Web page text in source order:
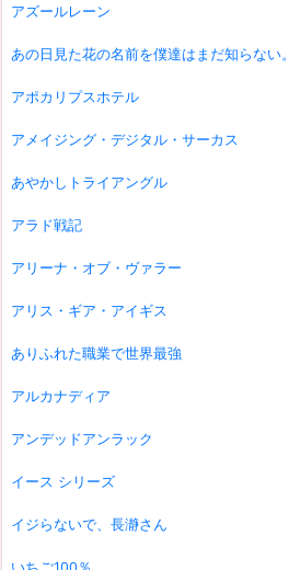
アズールレーン
あの日見た花の名前を僕達はまだ知らない。
アポカリプスホテル
アメイジング・デジタル・サーカス
あやかしトライアングル
アラド戦記
アリーナ・オブ・ヴァラー
アリス・ギア・アイギス
ありふれた職業で世界最強
アルカナディア
アンデッドアンラック
イース シリーズ
イジらないで、長瀞さん